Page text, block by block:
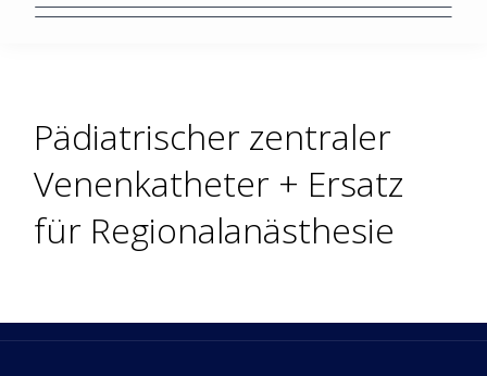
für
Pädiatrischer zentraler
Venenkatheter + Ersatz
für Regionalanästhesie